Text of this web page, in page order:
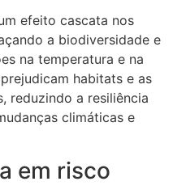
efeito cascata nos
a biodiversidade e
na temperatura e na
habitats e as
reduzindo a resiliência
climáticas e
em risco